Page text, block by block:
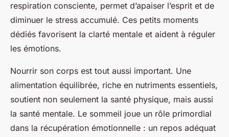
respiration consciente, permet d’apaiser l’esprit et de
diminuer le stress accumulé. Ces petits moments
dédiés favorisent la clarté mentale et aident à réguler
les émotions.
Nourrir son corps est tout aussi important. Une
alimentation équilibrée, riche en nutriments essentiels,
soutient non seulement la santé physique, mais aussi
la santé mentale. Le sommeil joue un rôle primordial
dans la récupération émotionnelle : un repos adéquat